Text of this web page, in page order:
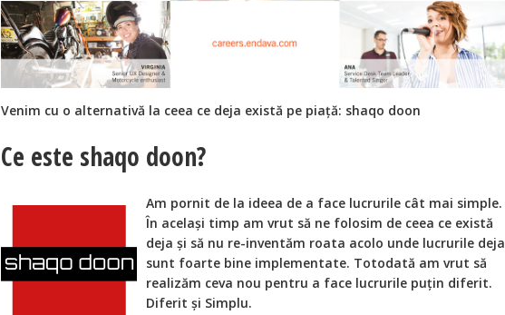
Venim cu o alternativă la ceea ce deja există pe piață: shaqo doon
Ce este shaqo doon?
Am pornit de la ideea de a face lucrurile cât mai simple.
În același timp am vrut să ne folosim de ceea ce există
deja și să nu re-inventăm roata acolo unde lucrurile deja
sunt foarte bine implementate. Totodată am vrut să
realizăm ceva nou pentru a face lucrurile puțin diferit.
Diferit și Simplu.